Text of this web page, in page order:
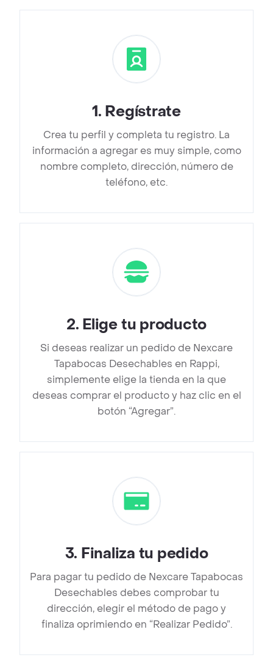
1. Regístrate
Crea tu perfil y completa tu registro. La
información a agregar es muy simple, como
nombre completo, dirección, número de
teléfono, etc.
2. Elige tu producto
Si deseas realizar un pedido de Nexcare
Tapabocas Desechables en Rappi,
simplemente elige la tienda en la que
deseas comprar el producto y haz clic en el
botón “Agregar”.
3. Finaliza tu pedido
Para pagar tu pedido de Nexcare Tapabocas
Desechables debes comprobar tu
dirección, elegir el método de pago y
finaliza oprimiendo en “Realizar Pedido”.